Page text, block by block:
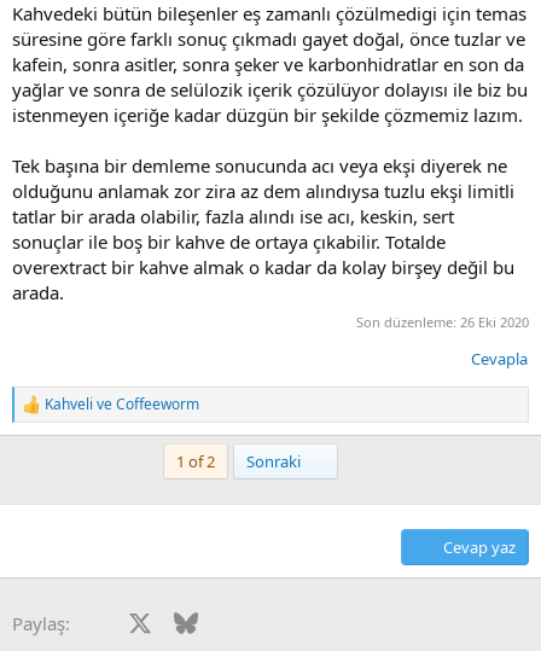
Kahvedeki bütün bileşenler eş zamanlı çözülmedigi için temas
süresine göre farklı sonuç çıkmadı gayet doğal, önce tuzlar ve
kafein, sonra asitler, sonra şeker ve karbonhidratlar en son da
yağlar ve sonra de selülozik içerik çözülüyor dolayısı ile biz bu
istenmeyen içeriğe kadar düzgün bir şekilde çözmemiz lazım.
Tek başına bir demleme sonucunda acı veya ekşi diyerek ne
olduğunu anlamak zor zira az dem alındıysa tuzlu ekşi limitli
tatlar bir arada olabilir, fazla alındı ise acı, keskin, sert
sonuçlar ile boş bir kahve de ortaya çıkabilir. Totalde
overextract bir kahve almak o kadar da kolay birşey değil bu
arada.
Son düzenleme: 26 Eki 2020
Cevapla
T
e
l
Kahveli veCoffeeworm
1 of 2 Sonraki
Cevap yaz
Paylaş: Facebook Bluesky